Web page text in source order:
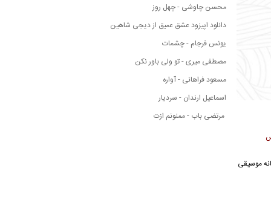
رسانه موسیقی
محسن چاوشی - چهل روز
دانلود اپیزود عشق عمیق از دیجی شاهین
یونس فرجام - چشمات
مصطفی میری - تو ولی باور نکن
مسعود فراهانی - آواره
اسماعیل ارندان - سردیار
مرتضی باب - ممنونم ازت